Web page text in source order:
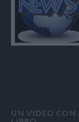
UN VIDEO CON